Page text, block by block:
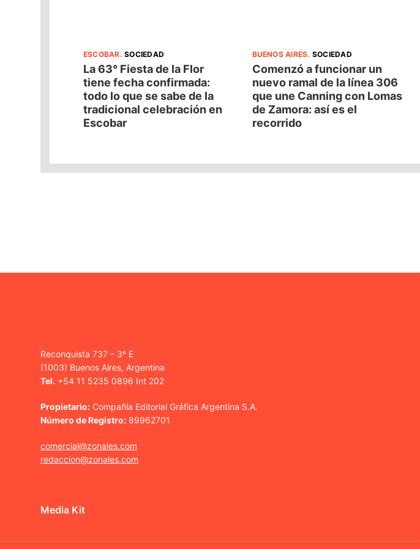
ESCOBAR.SOCIEDAD
La 63° Fiesta de la Flor
tiene fecha confirmada:
todo lo que se sabe de la
tradicional celebración en
Escobar
BUENOS AIRES. SOCIEDAD
Comenzó a funcionar un
nuevo ramal de la línea 306
que une Canning con Lomas
de Zamora: así es el
recorrido
Reconquista 737 – 3º E
(1003) Buenos Aires, Argentina
Tel. +54 11 5235 0896 Int 202
Propietario: Compañía Editorial Gráfica Argentina S.A.
Número de Registro: 89962701
comercial@zonales.com
redaccion@zonales.com
Media Kit